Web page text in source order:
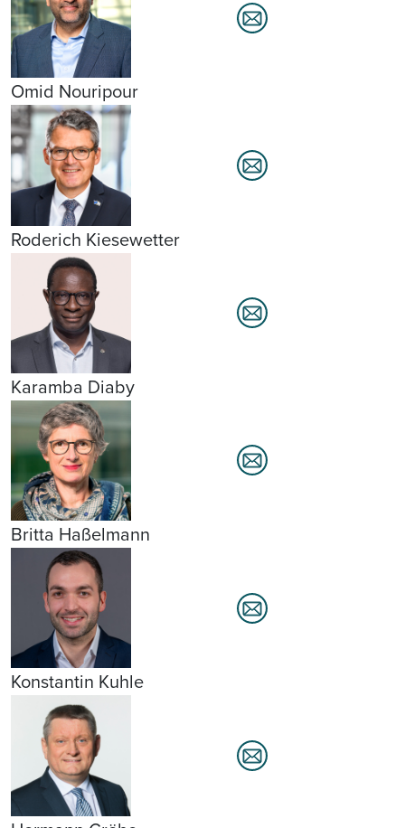
Omid Nouripour
Roderich Kiesewetter
Karamba Diaby
Britta Haßelmann
Konstantin Kuhle